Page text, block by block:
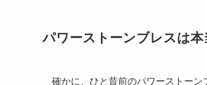
パワーストーンブレスは本
確かに、ひと昔前のパワーストー